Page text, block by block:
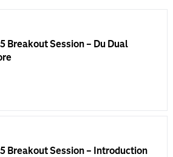
Breakout Session – Du Dual
Breakout Session – Introduction